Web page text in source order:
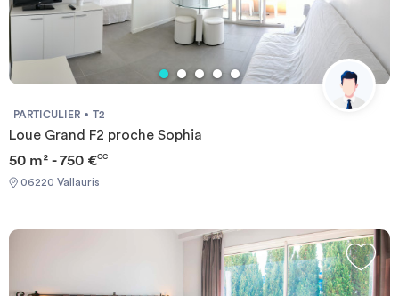
PARTICULIER T2
Loue Grand F2 proche Sophia
50 m² - 750 €CC
06220 Vallauris